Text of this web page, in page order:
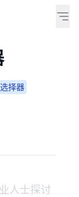
择器
人士探讨